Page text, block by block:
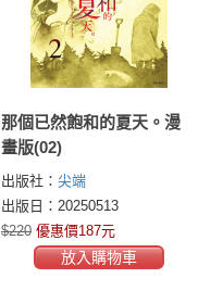
那個已然飽和的夏天。漫
畫版(02)
出版社： 尖端
出版日：20250513
$220 優惠價187元
放入購物車